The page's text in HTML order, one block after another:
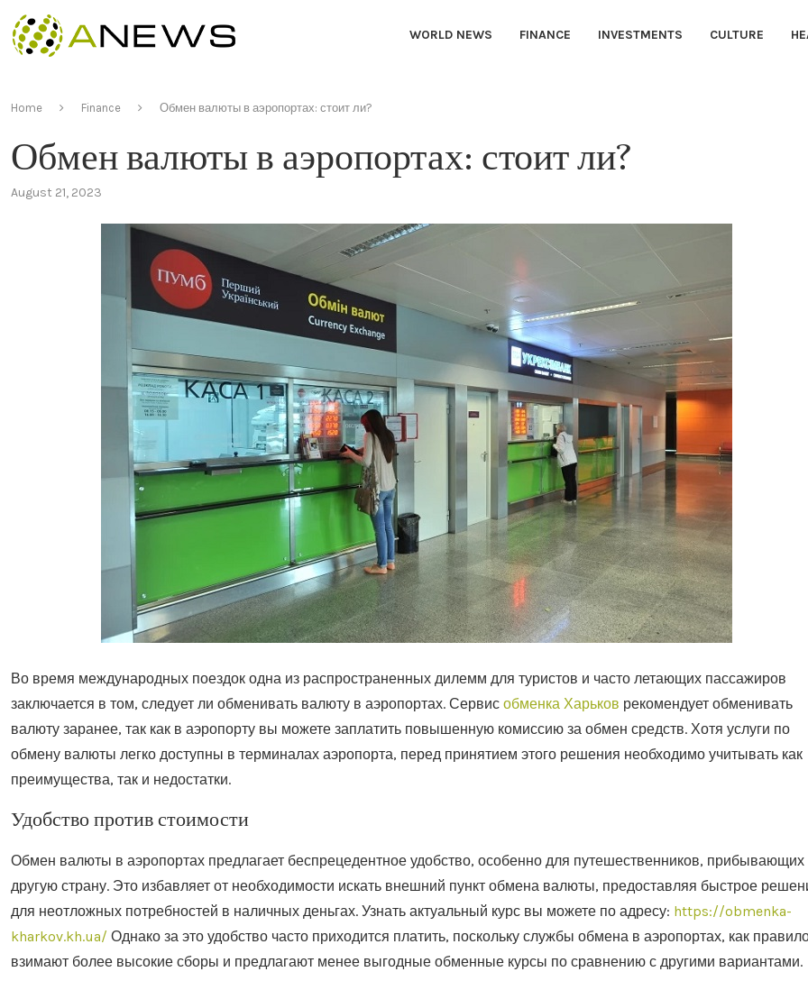
WORLD NEWS FINANCE INVESTMENTS CULTURE
Home Finance Обмен валюты в аэропортах: стоит ли?
Обмен валюты в аэропортах: стоит ли?
August 21, 2023
Во время международных поездок одна из распространенных дилемм для туристов и часто летающих пассажиров
заключается в том, следует ли обменивать валюту в аэропортах. Сервис обменка Харьков рекомендует обменивать
валюту заранее, так как в аэропорту вы можете заплатить повышенную комиссию за обмен средств. Хотя услуги по
обмену валюты легко доступны в терминалах аэропорта, перед принятием этого решения необходимо учитывать как
преимущества, так и недостатки.
Удобство против стоимости
Обмен валюты в аэропортах предлагает беспрецедентное удобство, особенно для путешественников, прибывающих
другую страну. Это избавляет от необходимости искать внешний пункт обмена валюты, предоставляя быстрое
для неотложных потребностей в наличных деньгах. Узнать актуальный курс вы можете по адресу: https://obmenka-
kharkov.kh.ua/ Однако за это удобство часто приходится платить, поскольку службы обмена в аэропортах, как
взимают более высокие сборы и предлагают менее выгодные обменные курсы по сравнению с другими вариантами.